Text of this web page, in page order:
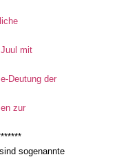
mit
Deutung der
zur
sogenannte